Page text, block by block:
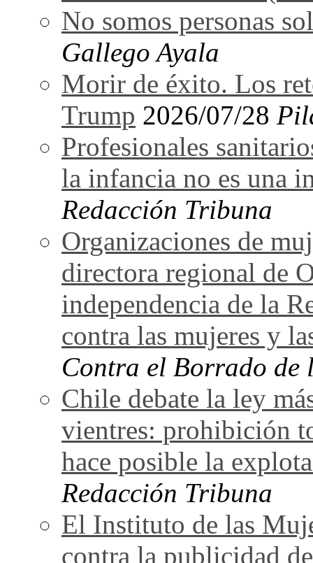
No somos personas
Gallego Ayala
Morir de éxito. Los
Trump 2026/07/28
Profesionales
la infancia no es una
Redacción Tribuna
Organizaciones de
directora regional de
independencia de la
contra las mujeres y
Contra el Borrado de
Chile debate la ley
vientres: prohibición
hace posible la
Redacción Tribuna
El Instituto de las
contra la publicidad